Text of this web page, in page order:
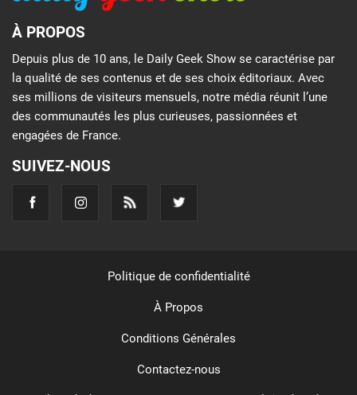
À PROPOS
Depuis plus de 10 ans, le Daily Geek Show se caractérise par
la qualité de ses contenus et de ses choix éditoriaux. Avec
ses millions de visiteurs mensuels, notre média réunit l’une
des communautés les plus curieuses, passionnées et
engagées de France.
SUIVEZ-NOUS
Politique de confidentialité
À Propos
Conditions Générales
Contactez-nous